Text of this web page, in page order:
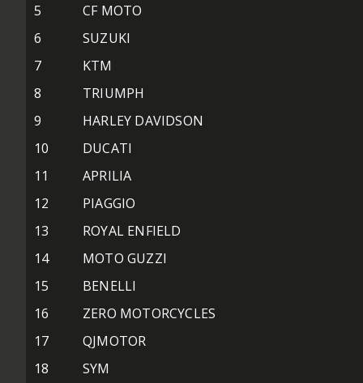
5
CF MOTO
6
SUZUKI
7
KTM
8
TRIUMPH
9
HARLEY DAVIDSON
10
DUCATI
11
APRILIA
12
PIAGGIO
13
ROYAL ENFIELD
14
MOTO GUZZI
15
BENELLI
16
ZERO MOTORCYCLES
17
QJMOTOR
18
SYM